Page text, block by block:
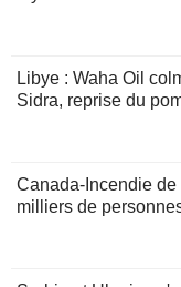
Libye : Waha Oil
Sidra, reprise du
Canada-Incendie
milliers de